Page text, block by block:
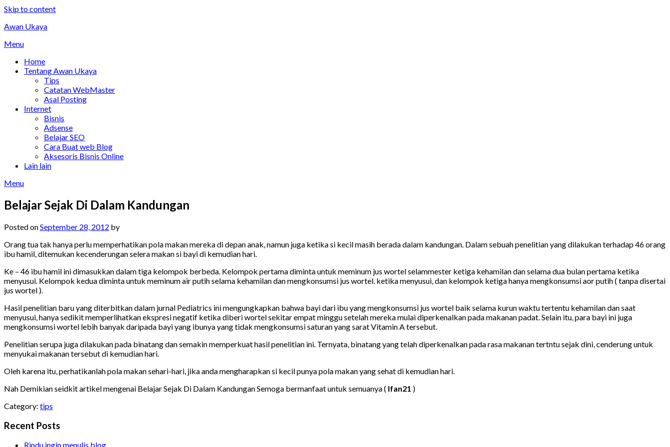
Skip to content
Awan Ukaya
Menu
Home
Tentang Awan Ukaya
Tips
Catatan WebMaster
Asal Posting
Internet
Bisnis
Adsense
Belajar SEO
Cara Buat web Blog
Aksesoris Bisnis Online
Lain lain
Menu
Belajar Sejak Di Dalam Kandungan
Posted onSeptember 28, 2012 by
Orang tua tak hanya perlu memperhatikan pola makan mereka di depan anak, namun juga ketika si kecil masih berada dalam kandungan. Dalam sebuah penelitian yang dilakukan terhadap 46 orang
ibu hamil, ditemukan kecenderungan selera makan si bayi di kemudian hari.
Ke – 46 ibu hamil ini dimasukkan dalam tiga kelompok berbeda. Kelompok pertama diminta untuk meminum jus wortel selammester ketiga kehamilan dan selama dua bulan pertama ketika
menyusui. Kelompok kedua diminta untuk meminum air putih selama kehamilan dan mengkonsumsi jus wortel. ketika menyusui, dan kelompok ketiga hanya mengkonsumsi aor putih ( tanpa disertai
jus wortel ).
Hasil penelitian baru yang diterbitkan dalam jurnal Pediatrics ini mengungkapkan bahwa bayi dari ibu yang mengkonsumsi jus wortel baik selama kurun waktu tertentu kehamilan dan saat
menyusui, hanya sedikit memperlihatkan ekspresi negatif ketika diberi wortel sekitar empat minggu setelah mereka mulai diperkenalkan pada makanan padat. Selain itu, para bayi ini juga
mengkonsumsi wortel lebih banyak daripada bayi yang ibunya yang tidak mengkonsumsi saturan yang sarat Vitamin A tersebut.
Penelitian serupa juga dilakukan pada binatang dan semakin memperkuat hasil penelitian ini. Ternyata, binatang yang telah diperkenalkan pada rasa makanan tertntu sejak dini, cenderung untuk
menyukai makanan tersebut di kemudian hari.
Oleh karena itu, perhatikanlah pola makan sehari-hari, jika anda mengharapkan si kecil punya pola makan yang sehat di kemudian hari.
Nah Demikian seidkit artikel mengenai Belajar Sejak Di Dalam Kandungan Semoga bermanfaat untuk semuanya ( Ifan21 )
Category: tips
Recent Posts
Rindu ingin menulis blog